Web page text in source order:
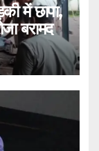
में छापा,
बरामद